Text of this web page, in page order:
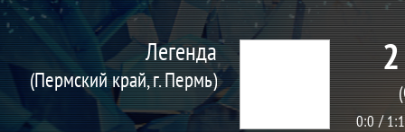
Легенда
(Пермский край, г. Пермь)
0:0 1:1